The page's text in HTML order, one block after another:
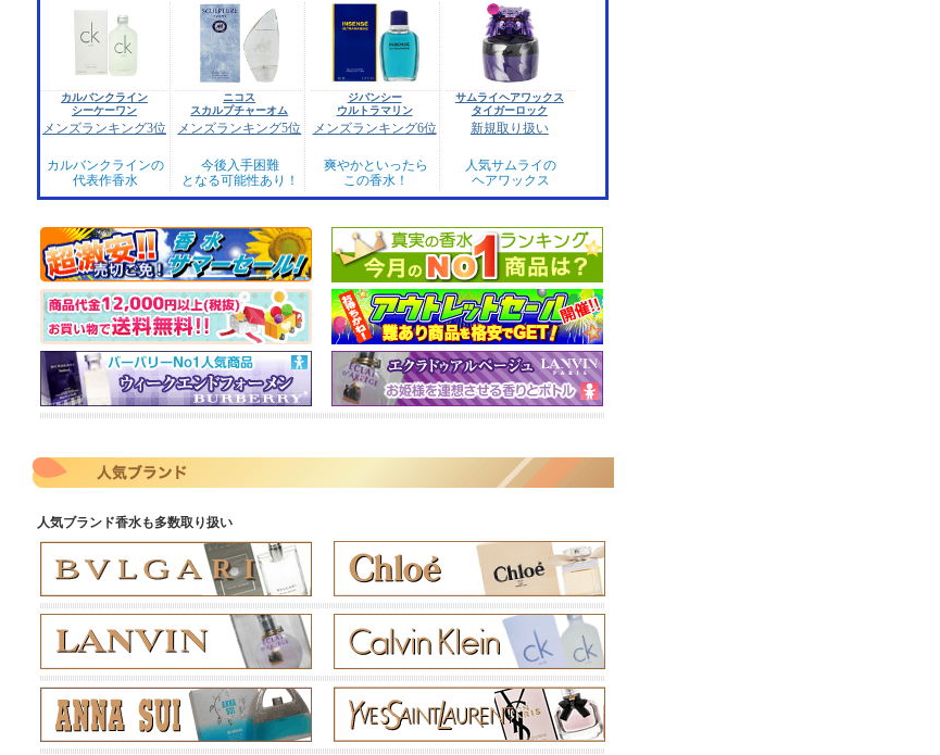
カルバンクライン
シーケーワン
メンズランキング3位
カルバンクラインの
代表作香水
ニコス
スカルプチャーオム
メンズランキング5位
今後入手困難
となる可能性あり！
ジバンシー
ウルトラマリン
メンズランキング6位
爽やかといったら
この香水！
サムライヘアワックス
タイガーロック
新規取り扱い
人気サムライの
ヘアワックス
人気ブランド香水も多数取り扱い